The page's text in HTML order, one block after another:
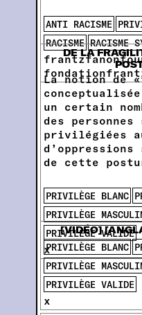
ANTI RACISME
RACISME RACISME
DE LA
La notion de
un certain
des personnes
privilégiées
de cette
PRIVILÈGE BLANC
PRIVILÈGE
PRIVILÈGE VALIDE
x
[VIDÉO]
PRIVILÈGE BLANC
PRIVILÈGE
PRIVILÈGE VALIDE
x